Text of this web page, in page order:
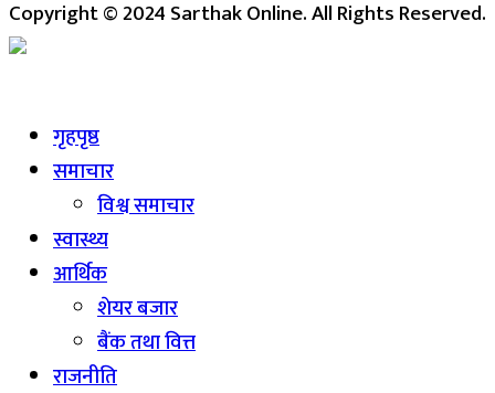
Copyright © 2024 Sarthak Online. All Rights Reserved.
गृहपृष्ठ
समाचार
विश्व समाचार
स्वास्थ्य
आर्थिक
शेयर बजार
बैंक तथा वित्त
राजनीति